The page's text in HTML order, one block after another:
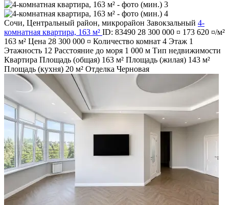
Сочи, Центральный район, микрорайон Завокзальный 4-
комнатная квартира, 163 м² ID: 83490 28 300 000 ¤ 173 620 ¤/м²
163 м² Цена 28 300 000 ¤ Количество комнат 4 Этаж 1
Этажность 12 Расстояние до моря 1 000 м Тип недвижимости
Квартира Площадь (общая) 163 м² Площадь (жилая) 143 м²
Площадь (кухня) 20 м² Отделка Черновая